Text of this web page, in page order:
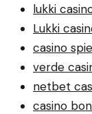
lukki
Lukki
casino
verde
netbet
casino